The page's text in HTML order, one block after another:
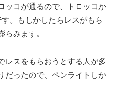
ッコが通るので、トロッコか
。もしかしたらレスがもら
らみます。
レスをもらおうとする人が多
だったので、ペンライトしか